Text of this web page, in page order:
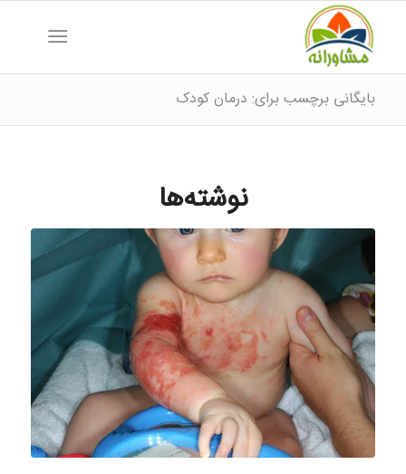
بایگانی برچسب برای: درمان کودک
نوشته‌ها